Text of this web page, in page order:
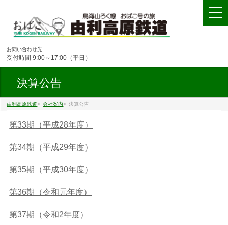
お問い合わせ先
受付時間 9:00～17:00（平日）
決算公告
由利高原鉄道> 会社案内> 決算公告
第33期（平成28年度）
第34期（平成29年度）
第35期（平成30年度）
第36期（令和元年度）
第37期（令和2年度）